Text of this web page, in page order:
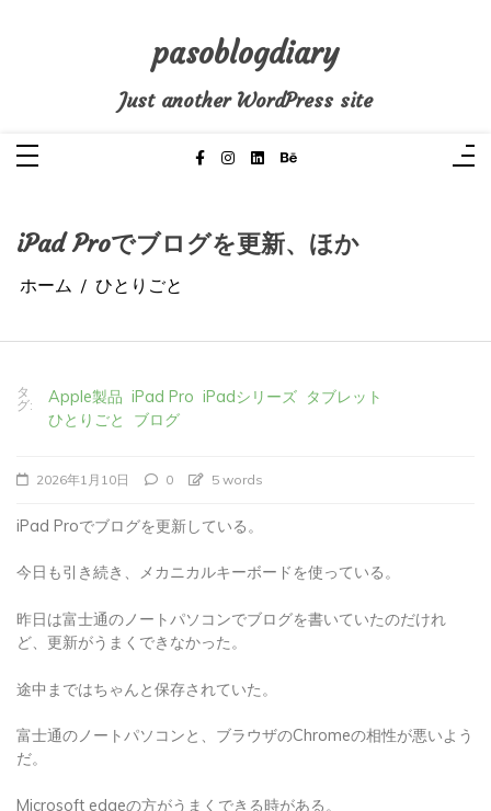
pasoblogdiary
Just another WordPress site
iPad Proでブログを更新、ほか
ホーム ひとりごと
タ
グ:
Apple製品 iPad Pro iPadシリーズ タブレット
ひとりごと
ブログ
2026年1月10日 0 5 words
iPad Proでブログを更新している。
今日も引き続き、メカニカルキーボードを使っている。
昨日は富士通のノートパソコンでブログを書いていたのだけれ
ど、更新がうまくできなかった。
途中まではちゃんと保存されていた。
富士通のノートパソコンと、ブラウザのChromeの相性が悪いよう
だ。
Microsoft edgeの方がうまくできる時がある。